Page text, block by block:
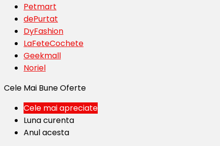
Petmart
dePurtat
DyFashion
LaFeteCochete
Geekmall
Noriel
Cele Mai Bune Oferte
Cele mai apreciate
Luna curenta
Anul acesta